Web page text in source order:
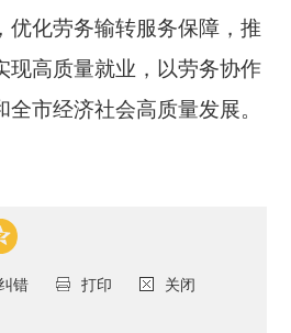
优化劳务输转服务保障，推
现高质量就业，以劳务协作
市经济社会高质量发展。
关闭
打印
错